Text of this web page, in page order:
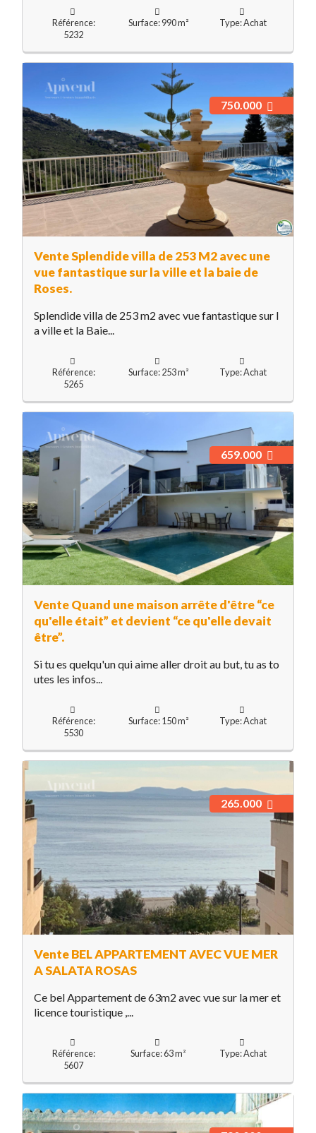
Référence:
5232
Surface: 990 m² Type: Achat
Vente Splendide villa de 253 M2 avec une
vue fantastique sur la ville et la baie de
Roses.
750.000
Splendide villa de 253 m2 avec vue fantastique sur l
a ville et la Baie...
Référence:
5265
Surface: 253 m² Type: Achat
Vente Quand une maison arrête d'être “ce
qu'elle était” et devient “ce qu'elle devait
être”.
659.000
Si tu es quelqu'un qui aime aller droit au but, tu as to
utes les infos...
Référence:
5530
Surface: 150 m² Type: Achat
Vente BEL APPARTEMENT AVEC VUE MER
A SALATA ROSAS
265.000
Ce bel Appartement de 63m2 avec vue sur la mer et
licence touristique ,...
Référence:
5607
Surface: 63 m² Type: Achat